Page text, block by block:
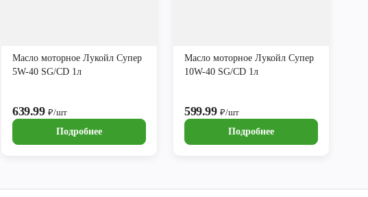
Масло моторное Лукойл Супер
5W-40 SG/CD 1л
639.99₽/шт
Подробнее
Масло моторное Лукойл Супер
10W-40 SG/CD 1л
599.99₽/шт
Подробнее